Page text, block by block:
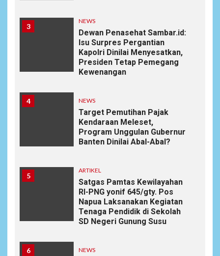
3
NEWS
Dewan Penasehat Sambar.id:
Isu Surpres Pergantian
Kapolri Dinilai Menyesatkan,
Presiden Tetap Pemegang
Kewenangan
4 NEWS
Target Pemutihan Pajak
Kendaraan Meleset,
Program Unggulan Gubernur
Banten Dinilai Abal-Abal?
5
ARTIKEL
Satgas Pamtas Kewilayahan
RI-PNG yonif 645/gty. Pos
Napua Laksanakan Kegiatan
Tenaga Pendidik di Sekolah
SD Negeri Gunung Susu
6 NEWS